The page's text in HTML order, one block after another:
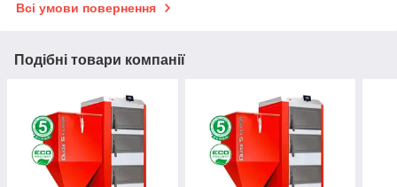
Всі умови повернення
Подібні товари компанії